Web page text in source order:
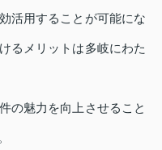
活用することが可能にな
るメリットは多岐にわた
の魅力を向上させること